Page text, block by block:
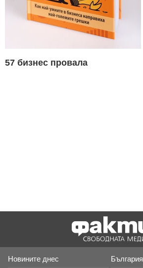
57 бизнес провала
Новините днес България